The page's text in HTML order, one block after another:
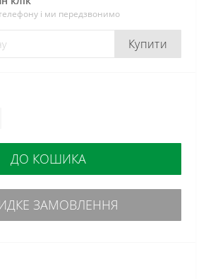
і ми передзвонимо
Купити
ДО КОШИКА
ЗАМОВЛЕННЯ